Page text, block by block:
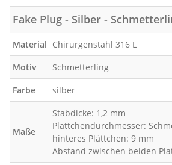
Fake Plug - Silber -
Material Chirurgenstahl 316 L
Motiv
Schmetterling
Farbe
silber
Maße
Stabdicke: 1,2 mm
Plättchendurchmesser:
hinteres Plättchen: 9 mm
Abstand zwischen beiden